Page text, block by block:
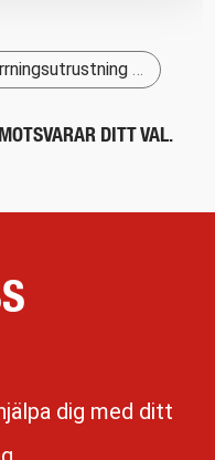
KZ”
DITT VAL.
dig med ditt